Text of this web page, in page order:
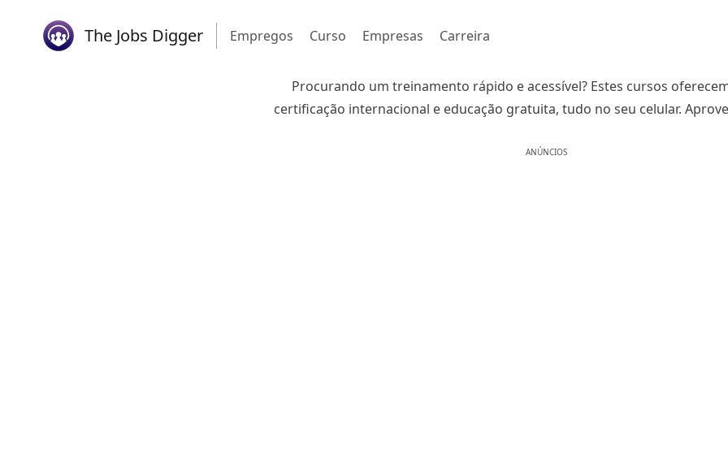
The Jobs Digger Empregos Curso Empresas Carreira
Procurando um treinamento rápido e acessível? Estes cursos
certificação internacional e educação gratuita, tudo no seu celular.
ANÚNCIOS